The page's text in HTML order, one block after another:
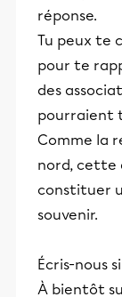
réponse.
Tu peux te
pour te
des
pourraient
Comme la
nord, cette
constituer
souvenir.
Écris-nous
À bientôt